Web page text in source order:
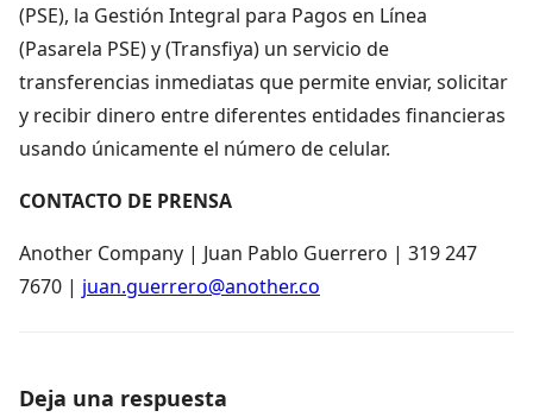
(PSE), la Gestión Integral para Pagos en Línea
(Pasarela PSE) y (Transfiya) un servicio de
transferencias inmediatas que permite enviar, solicitar
y recibir dinero entre diferentes entidades financieras
usando únicamente el número de celular.
CONTACTO DE PRENSA
Another Company | Juan Pablo Guerrero | 319 247
7670 | juan.guerrero@another.co
Deja una respuesta